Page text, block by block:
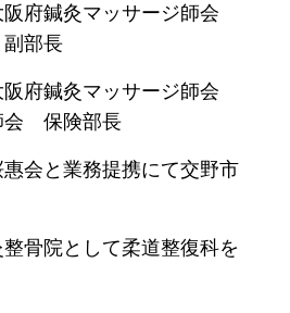
阪府鍼灸マッサージ師会
部長
阪府鍼灸マッサージ師会
会 保険部長
惠会と業務提携にて交野市
整骨院として柔道整復科を